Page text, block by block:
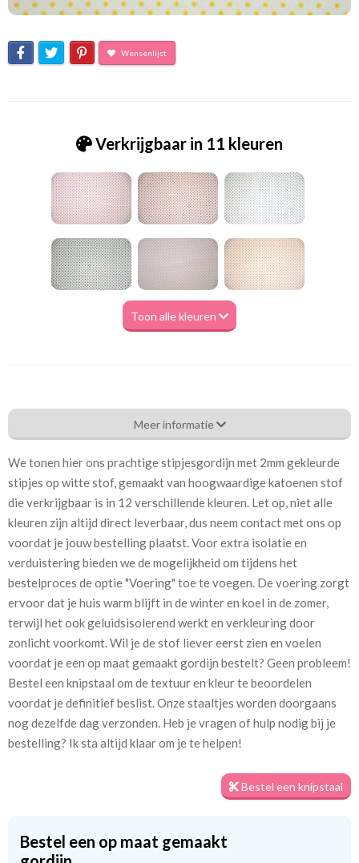
Wensenlijst
Verkrijgbaar in 11 kleuren
Toon alle kleuren
Be_[B5]1270 BB stip S wit-geel
Eigenschappen gordijnstof
Artikelnummer
Be_[B5]1270 BB stip S wit-
geel
Patroon: 3 cm
Stofbreedte: 140 cm
Meestal eerder, maar houd
rekening met
circa 1-2 weken
We hebben bijna alle stoffen op voorraad, bestel daarom gerust
eerst een knipstaaltje.
Zo weet u precies met welke kleur en kwaliteit uw gordijnen
worden gemaakt.
Laat voor aangename verduistering en isolatie de
Meer informatie
We tonen hier ons prachtige stipjesgordijn met 2mm gekleurde
stipjes op witte stof, gemaakt van hoogwaardige katoenen stof
die verkrijgbaar is in 12 verschillende kleuren. Let op, niet alle
kleuren zijn altijd direct leverbaar, dus neem contact met ons op
voordat je jouw bestelling plaatst. Voor extra isolatie en
verduistering bieden we de mogelijkheid om tijdens het
bestelproces de optie "Voering" toe te voegen. De voering zorgt
ervoor dat je huis warm blijft in de winter en koel in de zomer,
terwijl het ook geluidsisolerend werkt en verkleuring door
zonlicht voorkomt. Wil je de stof liever eerst zien en voelen
voordat je een op maat gemaakt gordijn bestelt? Geen probleem!
Bestel een knipstaal om de textuur en kleur te beoordelen
voordat je definitief beslist. Onze staaltjes worden doorgaans
nog dezelfde dag verzonden. Heb je vragen of hulp nodig bij je
bestelling? Ik sta altijd klaar om je te helpen!
Bestel een knipstaal
Bestel een op maat gemaakt